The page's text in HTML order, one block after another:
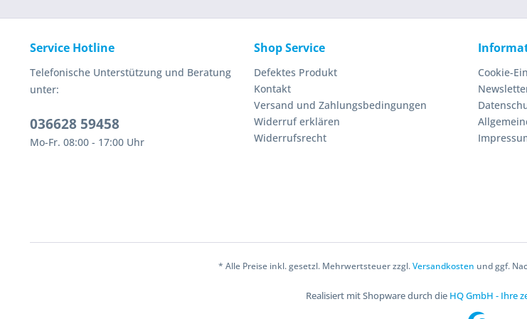
Service Hotline
Telefonische Unterstützung und Beratung
unter:
036628 59458
Mo-Fr. 08:00 - 17:00 Uhr
Shop Service
Defektes Produkt
Kontakt
Versand und Zahlungsbedingungen
Widerruf erklären
Widerrufsrecht
Cookie-
* Alle Preise inkl. gesetzl. Mehrwertsteuer zzgl.Versandkosten und ggf.
Realisiert mit Shopware durch die HQ GmbH - Ihre